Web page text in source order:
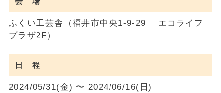
ふくい工芸舎（福井市中央1-9-29 エコライフ
プラザ2F）
日 程
2024/05/31(金) 〜 2024/06/16(日)